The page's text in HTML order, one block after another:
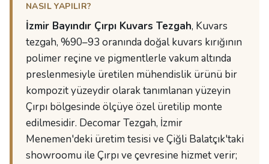
NASIL YAPILIR?
İzmir Bayındır Çırpı Kuvars Tezgah, Kuvars
tezgah, %90–93 oranında doğal kuvars kırığının
polimer reçine ve pigmentlerle vakum altında
preslenmesiyle üretilen mühendislik ürünü bir
kompozit yüzeydir olarak tanımlanan yüzeyin
Çırpı bölgesinde ölçüye özel üretilip monte
edilmesidir. Decomar Tezgah, İzmir
Menemen'deki üretim tesisi ve Çiğli Balatçık'taki
showroomu ile Çırpı ve çevresine hizmet verir;